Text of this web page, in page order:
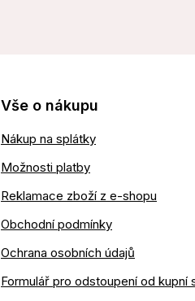
Vše o nákupu
Nákup na splátky
Možnosti platby
Reklamace zboží z e-shopu
Obchodní podmínky
Ochrana osobních údajů
Formulář pro odstoupení od kupní